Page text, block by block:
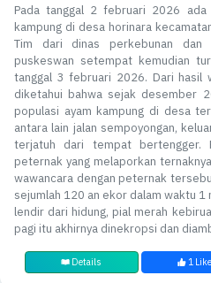
Pada tanggal 2 februari 2026
kampung di desa horinara
Tim dari dinas perkebunan dan
puskeswan setempat kemudian
tanggal 3 februari 2026. Dari hasil
diketahui bahwa sejak desember
populasi ayam kampung di desa
antara lain jalan sempoyongan,
terjatuh dari tempat bertengger.
peternak yang melaporkan
wawancara dengan peternak
sejumlah 120 an ekor dalam waktu 1
lendir dari hidung, pial merah
pagi itu akhirnya dinekropsi dan
Details 1